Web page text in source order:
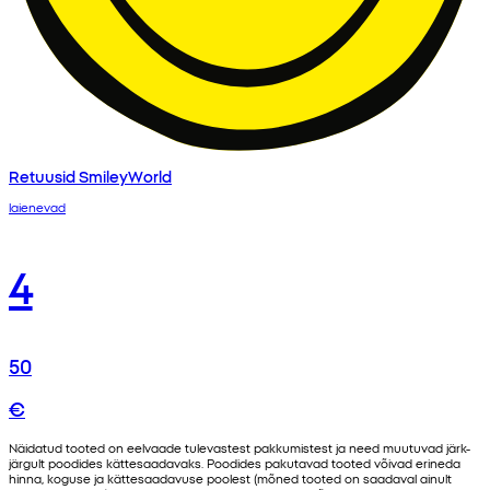
Retuusid SmileyWorld
laienevad
4
50
€
Näidatud tooted on eelvaade tulevastest pakkumistest ja need muutuvad järk-
järgult poodides kättesaadavaks. Poodides pakutavad tooted võivad erineda
hinna, koguse ja kättesaadavuse poolest (mõned tooted on saadaval ainult